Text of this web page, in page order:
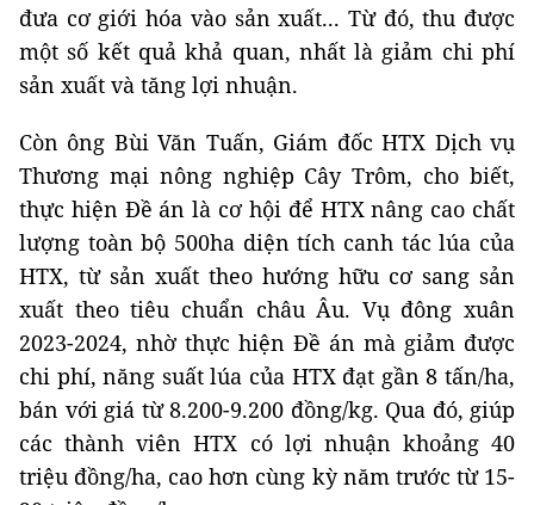
đưa cơ giới hóa vào sản xuất... Từ đó, thu được
một số kết quả khả quan, nhất là giảm chi phí
sản xuất và tăng lợi nhuận.
Còn ông Bùi Văn Tuấn, Giám đốc HTX Dịch vụ
Thương mại nông nghiệp Cây Trôm, cho biết,
thực hiện Đề án là cơ hội để HTX nâng cao chất
lượng toàn bộ 500ha diện tích canh tác lúa của
HTX, từ sản xuất theo hướng hữu cơ sang sản
xuất theo tiêu chuẩn châu Âu. Vụ đông xuân
2023-2024, nhờ thực hiện Đề án mà giảm được
chi phí, năng suất lúa của HTX đạt gần 8 tấn/ha,
bán với giá từ 8.200-9.200 đồng/kg. Qua đó, giúp
các thành viên HTX có lợi nhuận khoảng 40
triệu đồng/ha, cao hơn cùng kỳ năm trước từ 15-